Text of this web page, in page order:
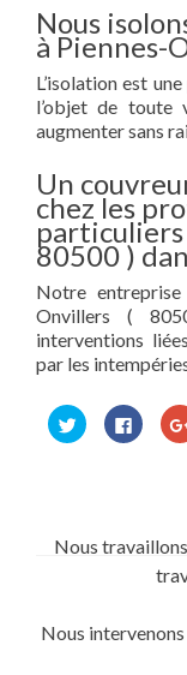
Nous
à Piennes-
L’isolation est
l’objet de toute
augmenter sans
Un
chez les
80500 )
Notre
Onvillers (
interventions
par les
Cliquez
pour
partager
Cliquez
pour
Nous
Nous